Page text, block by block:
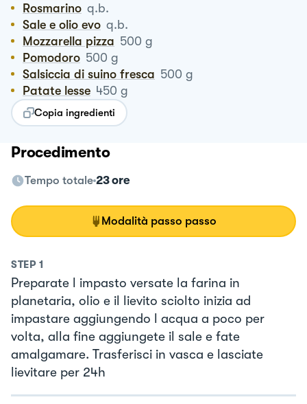
Rosmarino q.b.
Sale e olio evo q.b.
Mozzarella pizza 500 g
Pomodoro 500 g
Salsiccia di suino fresca 500 g
Patate lesse 450 g
Copia ingredienti
Procedimento
Tempo totale 23 ore
Modalità passo passo
STEP 1
Preparate l impasto versate la farina in
planetaria, olio e il lievito sciolto inizia ad
impastare aggiungendo l acqua a poco per
volta, alla fine aggiungete il sale e fate
amalgamare. Trasferisci in vasca e lasciate
lievitare per 24h